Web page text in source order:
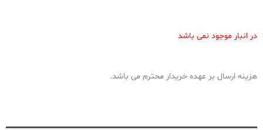
در انبار موجود نمی باشد
هزینه ارسال بر عهده خریدار محترم می باشد.